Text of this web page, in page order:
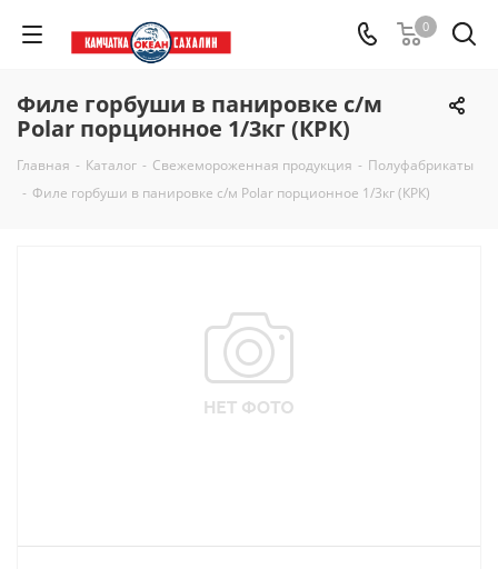
0
Филе горбуши в панировке с/м
Polar порционное 1/3кг (КРК)
Главная - Каталог - Свежемороженная продукция - Полуфабрикаты
- Филе горбуши в панировке с/м Polar порционное 1/3кг (КРК)